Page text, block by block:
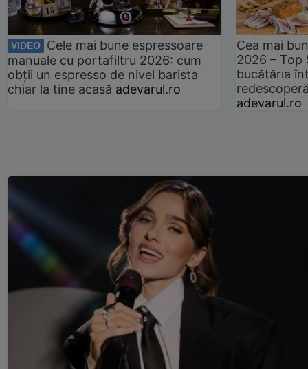
VIDEO
Cele mai bune espressoare
manuale cu portafiltru 2026: cum
obții un espresso de nivel barista
chiar la tine acasă adevarul.ro
Cea mai
2026 –
bucătăria
adevarul.ro